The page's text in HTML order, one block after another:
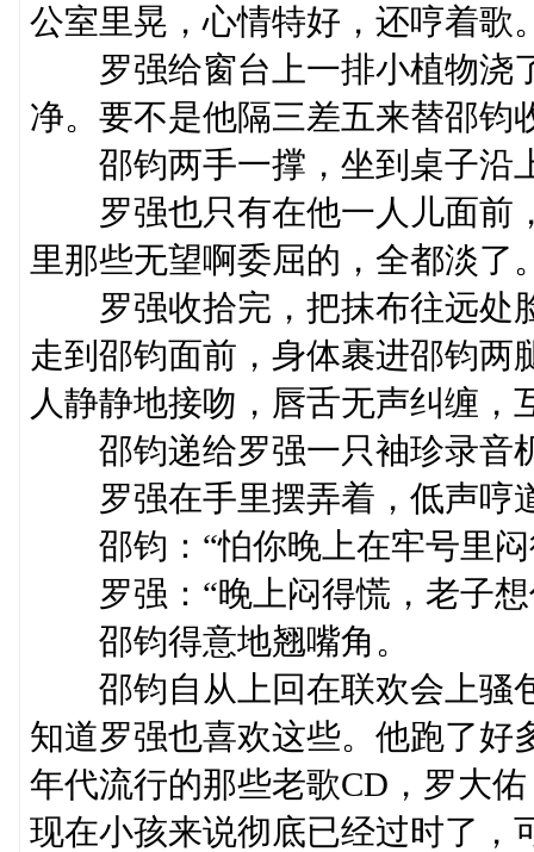
公室里晃，心情特好，还哼着歌
罗强给窗台上一排小植物浇
净。要不是他隔三差五来替邵钧
邵钧两手一撑，坐到桌子沿
罗强也只有在他一人儿面前
里那些无望啊委屈的，全都淡了
罗强收拾完，把抹布往远处
走到邵钧面前，身体裹进邵钧两
人静静地接吻，唇舌无声纠缠
邵钧递给罗强一只袖珍录音
罗强在手里摆弄着，低声哼
邵钧：“怕你晚上在牢号里闷
罗强：“晚上闷得慌，老子想
邵钧得意地翘嘴角。
邵钧自从上回在联欢会上骚
知道罗强也喜欢这些。他跑了好
年代流行的那些老歌CD，罗大
现在小孩来说彻底已经过时了，